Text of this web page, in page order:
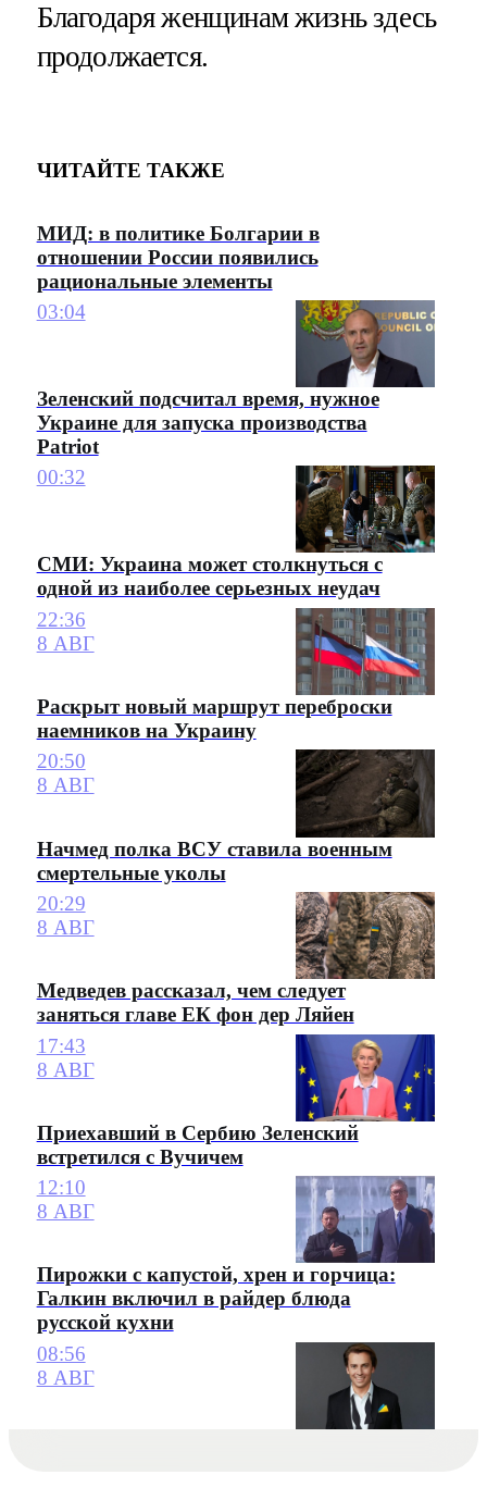
Благодаря женщинам жизнь здесь
продолжается.
ЧИТАЙТЕ ТАКЖЕ
МИД: в политике Болгарии в
отношении России появились
рациональные элементы
03:04
Зеленский подсчитал время, нужное
Украине для запуска производства
Patriot
00:32
СМИ: Украина может столкнуться с
одной из наиболее серьезных неудач
22:36
8 АВГ
Раскрыт новый маршрут переброски
наемников на Украину
20:50
8 АВГ
Начмед полка ВСУ ставила военным
смертельные уколы
20:29
8 АВГ
Медведев рассказал, чем следует
заняться главе ЕК фон дер Ляйен
17:43
8 АВГ
Приехавший в Сербию Зеленский
встретился с Вучичем
12:10
8 АВГ
Пирожки с капустой, хрен и горчица:
Галкин включил в райдер блюда
русской кухни
08:56
8 АВГ